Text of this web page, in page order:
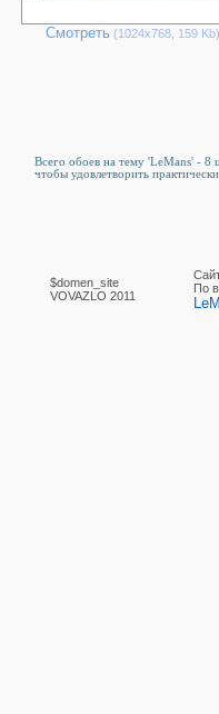
Смотреть (1024х768, 159 Kb)
Всего обоев на тему 'LeMans' - 8
чтобы удовлетворить
$domen_site
VOVAZLO 2011
По